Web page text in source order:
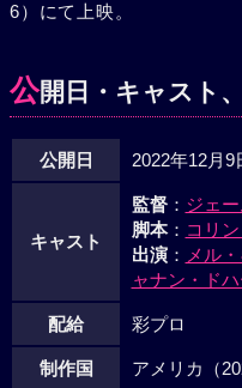
6）にて上映。
公開日・キャスト
公開日 2022年12月9
キャスト
監督： ジェ
脚本： コリ
出演： メル
ャナン・ド
配給 彩プロ
制作国 アメリカ（